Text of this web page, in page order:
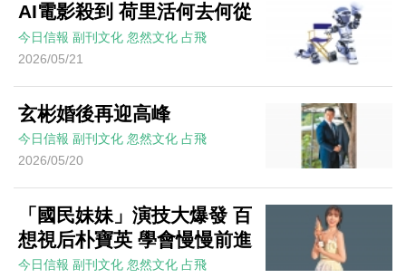
AI電影殺到 荷里活何去何從
今日信報 副刊文化 忽然文化 占飛
2026/05/21
玄彬婚後再迎高峰
今日信報 副刊文化 忽然文化 占飛
2026/05/20
「國民妹妹」演技大爆發 百
想視后朴寶英 學會慢慢前進
今日信報 副刊文化 忽然文化 占飛